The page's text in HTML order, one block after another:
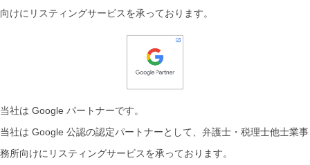
向けにリスティングサービスを承っております。
当社は Google パートナーです。
当社は Google 公認の認定パートナーとして、弁護士・税理士他士業事
務所向けにリスティングサービスを承っております。